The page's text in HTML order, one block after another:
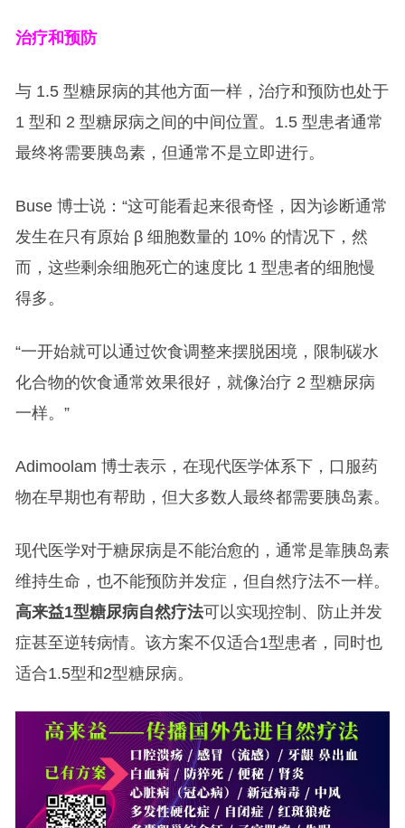
治疗和预防
与 1.5 型糖尿病的其他方面一样，治疗和预防也处于
1 型和 2 型糖尿病之间的中间位置。1.5 型患者通常
最终将需要胰岛素，但通常不是立即进行。
Buse 博士说：“这可能看起来很奇怪，因为诊断通常
发生在只有原始 β 细胞数量的 10% 的情况下，然
而，这些剩余细胞死亡的速度比 1 型患者的细胞慢
得多。
“一开始就可以通过饮食调整来摆脱困境，限制碳水
化合物的饮食通常效果很好，就像治疗 2 型糖尿病
一样。”
Adimoolam 博士表示，在现代医学体系下，口服药
物在早期也有帮助，但大多数人最终都需要胰岛素。
现代医学对于糖尿病是不能治愈的，通常是靠胰岛素
维持生命，也不能预防并发症，但自然疗法不一样。
高来益1型糖尿病自然疗法可以实现控制、防止并发
症甚至逆转病情。该方案不仅适合1型患者，同时也
适合1.5型和2型糖尿病。